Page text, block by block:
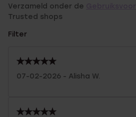
Verzameld onder de
Trusted shops
Filter
07-02-2026 - Alisha W.